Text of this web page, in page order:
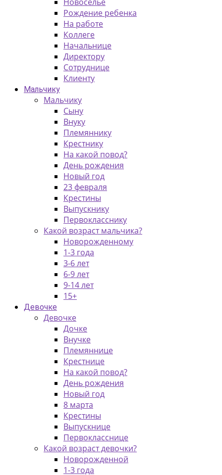
Рождение ребенка
На работе
Коллеге
Начальнице
Директору
Сотруднице
Клиенту
Мальчику
Мальчику
Сыну
Внуку
Племяннику
Крестнику
На какой повод?
День рождения
Новый год
23 февраля
Крестины
Выпускнику
Первокласснику
Какой возраст мальчика?
Новорожденному
1-3 года
3-6 лет
6-9 лет
9-14 лет
15+
Девочке
Девочке
Дочке
Внучке
Племяннице
Крестнице
На какой повод?
День рождения
Новый год
8 марта
Крестины
Выпускнице
Первокласснице
Какой возраст девочки?
Новорожденной
1-3 года